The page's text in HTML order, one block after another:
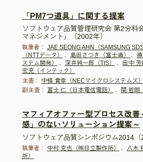
「PM7つ道具」に関する提案
ソフトウェア品質管理研究会 第2分科
マネジメント」（2002年）
執筆者： JAE SEONG AHN（SAMSUNG SDS
（NTTデータ）
、 島田さつき（富士通） 、
ステム開発）
、 深井純一郎（TIS） 、 田中 芳
宏充（インテック）
主査：
中條 貴幸（NECマイクロシステムズ）
副主査：
冨士 仁（日本電信電話） 、 関 哲朗
マフィアオファー型プロセス改善
感」のないソリューション提案～
ソフトウェア品質シンポジウム2014（
執筆者： 中村 克也（㈱日立製作所） 、
八木
所）